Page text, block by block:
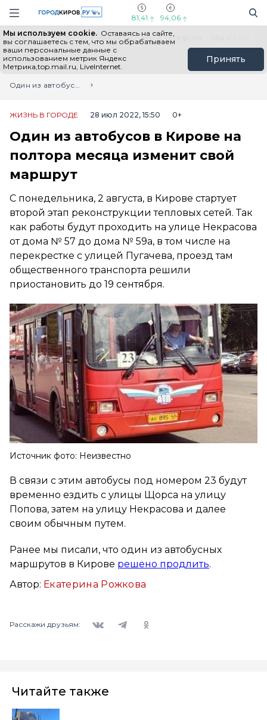
Навигация сайта
81,41 94,06
Мы используем cookie. Оставаясь на сайте,
вы соглашаетесь с тем, что мы обрабатываем
ваши персональные данные с
использованием метрик Яндекс
Метрика,top.mail.ru, LiveInternet.
Принять
Выборы - 2026 Все новости Мы в Telegram
Главная
Лента новостей
Один из автобусов в Кирове на полтора месяца изменит свой маршрут
ЖИЗНЬ В ГОРОДЕ 28 июл 2022, 15:50 0+
Один из автобусов в Кирове на
полтора месяца изменит свой
маршрут
С понедельника, 2 августа, в Кирове стартует
второй этап реконструкции тепловых сетей. Так
как работы будут проходить на улице Некрасова
от дома № 57 до дома № 59а, в том числе на
перекрестке с улицей Пугачева, проезд там
общественного транспорта решили
приостановить до 19 сентября.
Источник фото: Неизвестно
В связи с этим автобусы под номером 23 будут
временно ездить с улицы Щорса на улицу
Попова, затем на улицу Некрасова и далее
своим обычным путем.
Ранее мы писали, что один из автобусных
маршрутов в Кирове решено продлить.
Автор: Екатерина Рожкова
Расскажи друзьям:
Читайте также